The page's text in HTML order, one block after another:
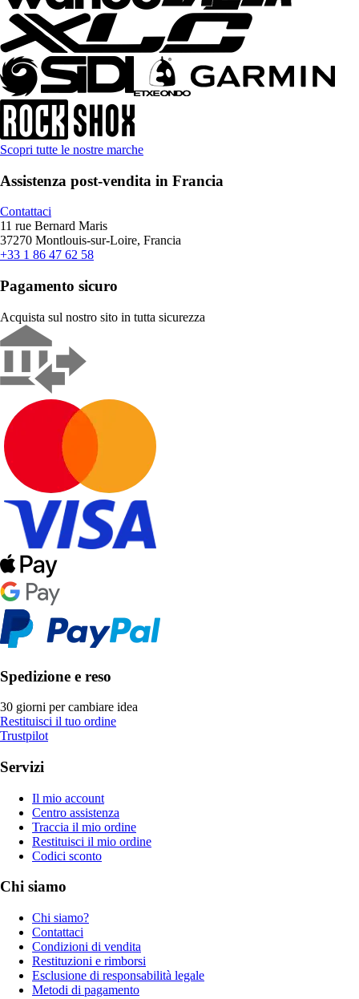
Scopri tutte le nostre marche
Assistenza post-vendita in Francia
Contattaci
11 rue Bernard Maris
37270 Montlouis-sur-Loire, Francia
+33 1 86 47 62 58
Pagamento sicuro
Acquista sul nostro sito in tutta sicurezza
Spedizione e reso
30 giorni per cambiare idea
Restituisci il tuo ordine
Trustpilot
Servizi
Il mio account
Centro assistenza
Traccia il mio ordine
Restituisci il mio ordine
Codici sconto
Chi siamo
Chi siamo?
Contattaci
Condizioni di vendita
Restituzioni e rimborsi
Esclusione di responsabilità legale
Metodi di pagamento